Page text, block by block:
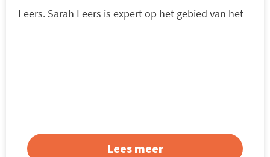
Leers. Sarah Leers is expert op het gebied van het
Lees meer